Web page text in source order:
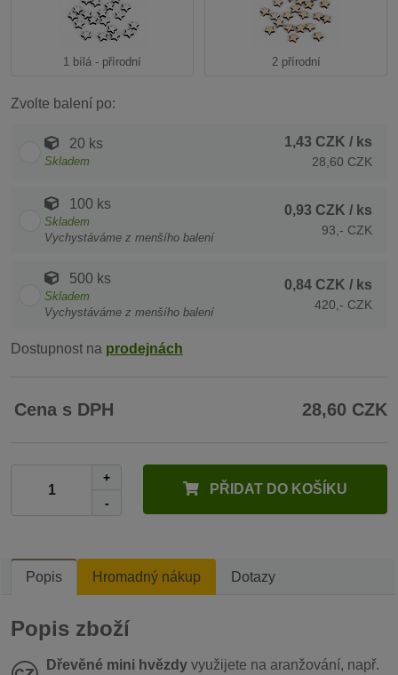
1 bílá - přírodní 2 přírodní
Zvolte balení po:
20 ks
Skladem
1,43 CZK / ks
28,60 CZK
100 ks
Skladem
Vychystáváme z menšího balení
0,93 CZK / ks
93,- CZK
500 ks
Skladem
Vychystáváme z menšího balení
0,84 CZK / ks
420,- CZK
Dostupnost na prodejnách
Cena s DPH 28,60 CZK
+
-
PŘIDAT DO KOŠÍKU
Popis Hromadný nákup Dotazy
Popis zboží
Dřevěné mini hvězdy využijete na aranžování, např.